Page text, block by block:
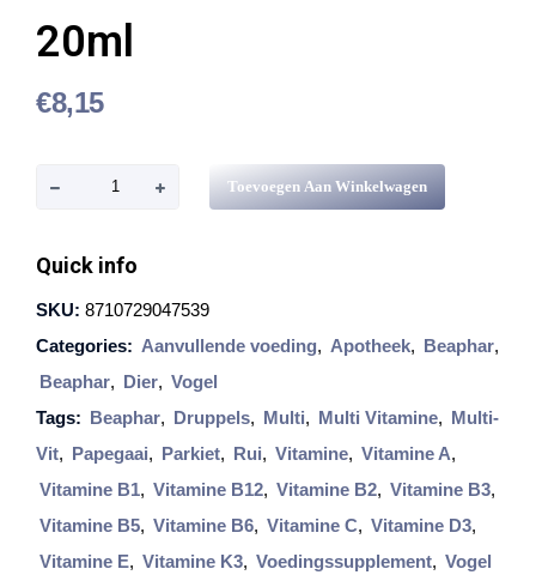
20ml
€8,15
a
Toevoegen Aan Winkelwagen
Quick info
SKU: 8710729047539
Categories: Aanvullende voeding, Apotheek, Beaphar,
Beaphar, Dier, Vogel
Tags: Beaphar, Druppels, Multi, Multi Vitamine, Multi-
Vit, Papegaai, Parkiet, Rui, Vitamine, Vitamine A,
Vitamine B1, Vitamine B12, Vitamine B2, Vitamine B3,
Vitamine B5, Vitamine B6, Vitamine C, Vitamine D3,
Vitamine E, Vitamine K3, Voedingssupplement, Vogel